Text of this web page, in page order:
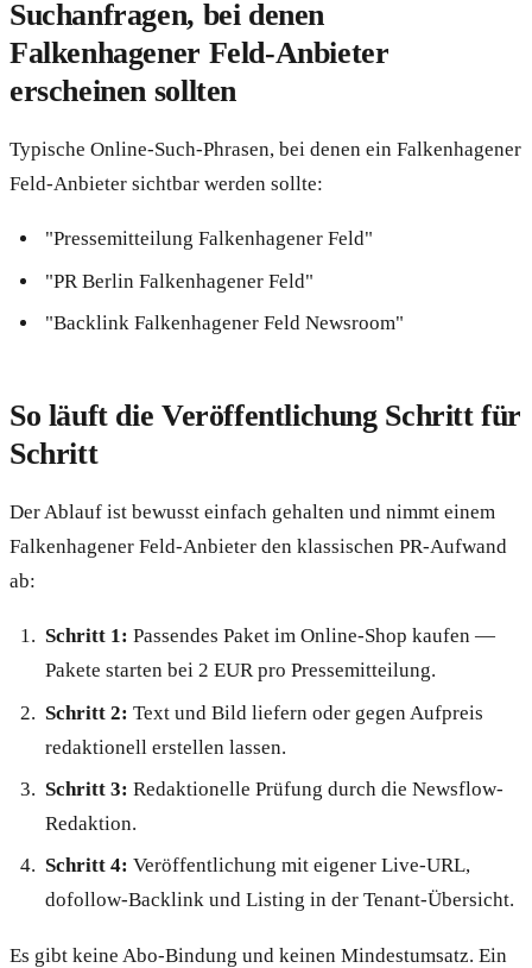
Suchanfragen, bei denen
Falkenhagener Feld-Anbieter
erscheinen sollten
Typische Online-Such-Phrasen, bei denen ein Falkenhagener
Feld-Anbieter sichtbar werden sollte:
"Pressemitteilung Falkenhagener Feld"
"PR Berlin Falkenhagener Feld"
"Backlink Falkenhagener Feld Newsroom"
So läuft die Veröffentlichung Schritt für
Schritt
Der Ablauf ist bewusst einfach gehalten und nimmt einem
Falkenhagener Feld-Anbieter den klassischen PR-Aufwand
ab:
Schritt 1: Passendes Paket im Online-Shop kaufen —
Pakete starten bei 2 EUR pro Pressemitteilung.
Schritt 2: Text und Bild liefern oder gegen Aufpreis
redaktionell erstellen lassen.
Schritt 3: Redaktionelle Prüfung durch die Newsflow-
Redaktion.
Schritt 4: Veröffentlichung mit eigener Live-URL,
dofollow-Backlink und Listing in der Tenant-Übersicht.
Es gibt keine Abo-Bindung und keinen Mindestumsatz. Ein